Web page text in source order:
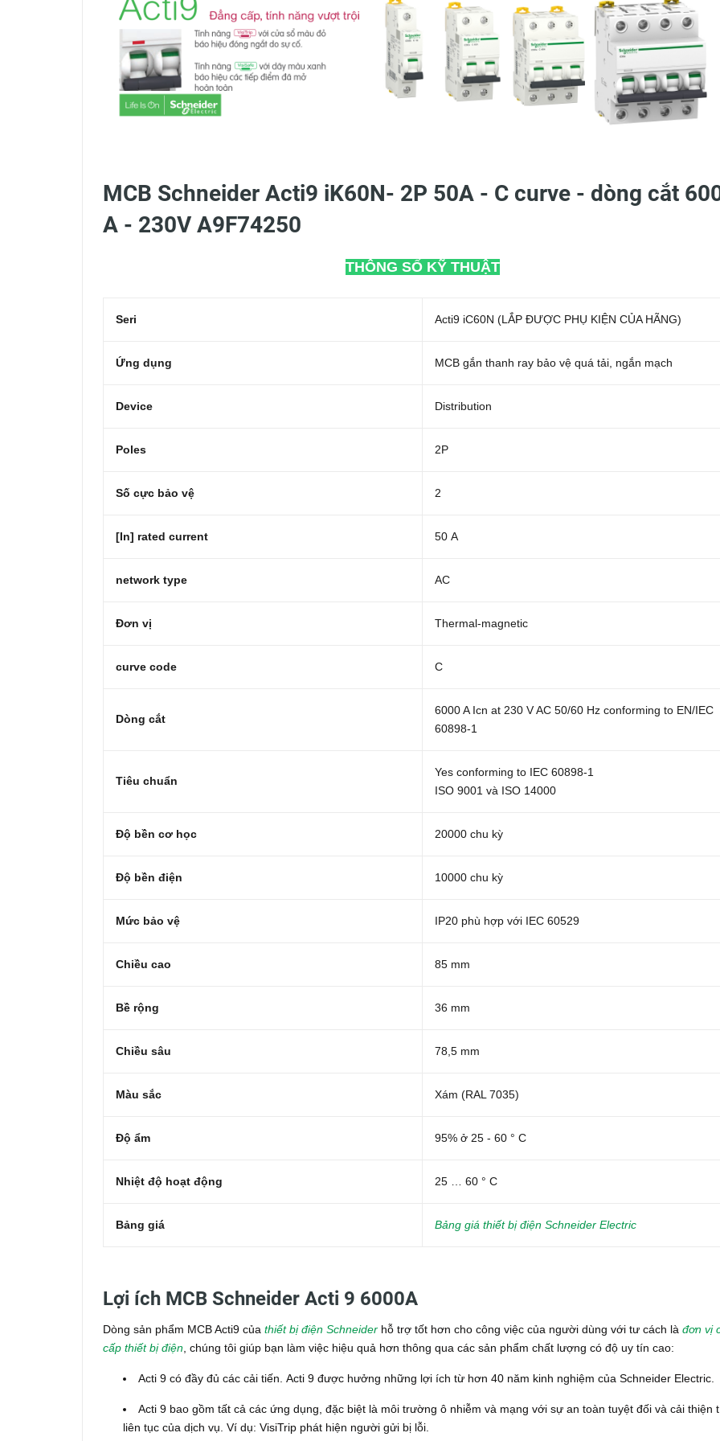
MCB Schneider Acti9 iK60N- 2P 50A - C curve - dòng cắt
A - 230V A9F74250
THÔNG SỐ KỸ THUẬT
Seri Acti9 iC60N (LẮP ĐƯỢC PHỤ KIỆN CỦA HÃNG)
Ứng dụng MCB gắn thanh ray bảo vệ quá tải, ngắn mạch
Device Distribution
Poles 2P
Số cực bảo vệ 2
[In] rated current 50 A
network type AC
Đơn vị Thermal-magnetic
curve code C
Dòng cắt
6000 A Icn at 230 V AC 50/60 Hz conforming to EN/IEC
60898-1
Tiêu chuẩn
Yes conforming to IEC 60898-1
ISO 9001 và ISO 14000
Độ bền cơ học 20000 chu kỳ
Độ bền điện 10000 chu kỳ
Mức bảo vệ IP20 phù hợp với IEC 60529
Chiều cao 85 mm
Bề rộng 36 mm
Chiều sâu 78,5 mm
Màu sắc Xám (RAL 7035)
Độ ẩm 95% ở 25 - 60 ° C
Nhiệt độ hoạt động 25 … 60 ° C
Bảng giá Bảng giá thiết bị điện Schneider Electric
Lợi ích MCB Schneider Acti 9 6000A
Dòng sản phẩm MCB Acti9 của thiết bị điện Schneider hỗ trợ tốt hơn cho công việc của người dùng với tư cách là đơn vị
cấp thiết bị điện, chúng tôi giúp bạn làm việc hiệu quả hơn thông qua các sản phẩm chất lượng có độ uy tín cao:
Acti 9 có đầy đủ các cải tiến. Acti 9 được hưởng những lợi ích từ hơn 40 năm kinh nghiệm của Schneider Electric.
Acti 9 bao gồm tất cả các ứng dụng, đặc biệt là môi trường ô nhiễm và mạng với sự an toàn tuyệt đối và cải thiện
liên tục của dịch vụ. Ví dụ: VisiTrip phát hiện người gửi bị lỗi.